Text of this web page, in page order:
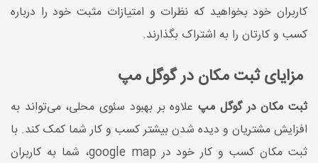
کاربران خود بخواهید که نظرات و امتیازات مثبت خود را درباره
کسب و کارتان را به اشتراک بگذارند.
مزایای ثبت مکان در گوگل مپ
ثبت مکان در گوگل مپعلاوه بر بهبود سئوی محلی، می‌تواند به
افزایش مشتریان و دیده شدن بیشتر کسب و کار شما کمک کند. با
ثبت مکان کسب و کار خود در google map، شما به کاربران